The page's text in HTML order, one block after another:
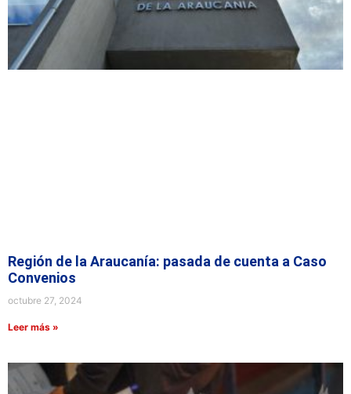
Región de la Araucanía: pasada de cuenta a Caso
Convenios
octubre 27, 2024
Leer más »